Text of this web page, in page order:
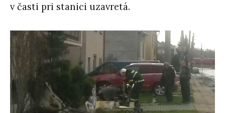
v časti pri stanici uzavretá.